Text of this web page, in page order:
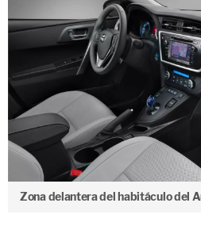
Zona delantera del habitáculo del